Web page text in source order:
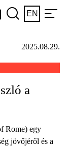
EN
2025.08.29.
a
Rome) egy
jövőjéről és a